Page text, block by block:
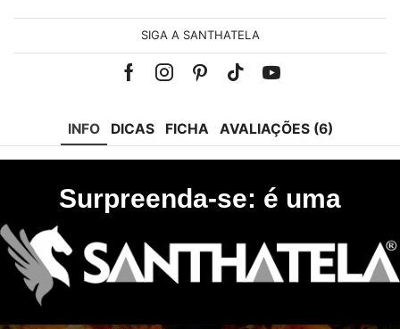
SIGA A SANTHATELA
Facebook
Instagram
Pinterest
Tik-Youtube
INFO DICAS FICHA AVALIAÇÕES (6)
Surpreenda-se: é uma